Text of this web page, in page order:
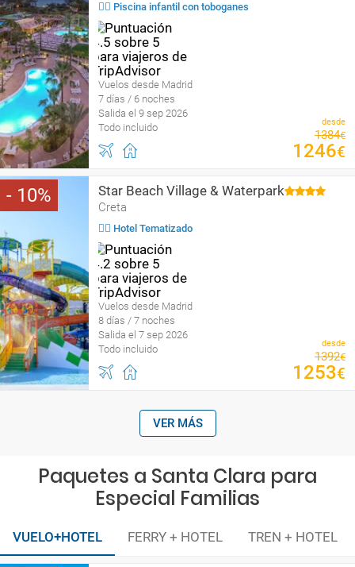
🏄‍♀️ Piscina infantil con toboganes
Vuelos desde Madrid
7 días / 6 noches
Salida el 9 sep 2026
Todo incluido
desde
1384€
1246€
10 Star Beach Village & Waterpark
Creta
🤹‍♀️ Hotel Tematizado
Vuelos desde Madrid
8 días / 7 noches
Salida el 7 sep 2026
Todo incluido
desde
1392€
1253€
VER MÁS
Paquetes a Santa Clara para
Especial Familias
VUELO+HOTEL FERRY + HOTEL TREN + HOTEL